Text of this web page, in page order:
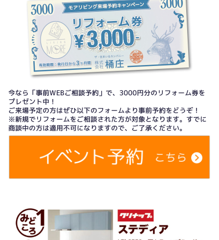
今なら「事前WEBご相談予約」で、3000円分のリフォーム券を
プレゼント中！
ご来場予定の方はぜひ以下のフォームより事前予約をどうぞ！
※新規でリフォームをご相談された方が対象となります。すでに
商談中の方は適用不可になりますので、ご了承ください。